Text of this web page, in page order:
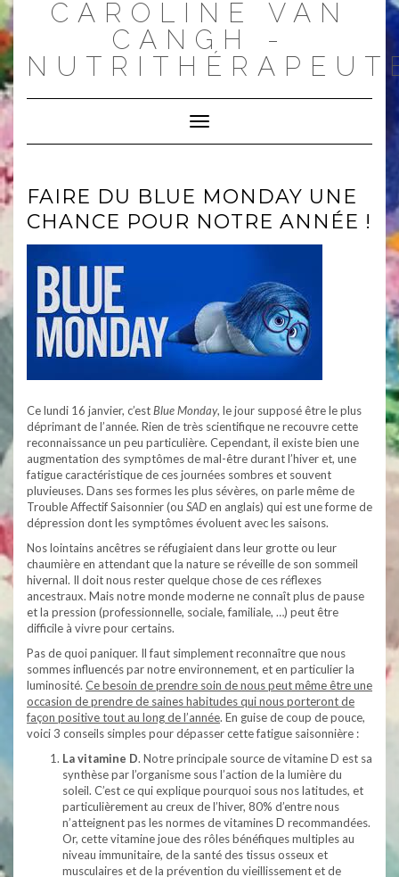
Skip
to
content
CAROLINE VAN
CANGH -
Toggle
Navigation
FAIRE DU BLUE MONDAY UNE
CHANCE POUR NOTRE ANNÉE !
Ce lundi 16 janvier, c’estBlue Monday, le jour supposé être le plus
déprimant de l’année. Rien de très scientifique ne recouvre cette
reconnaissance un peu particulière. Cependant, il existe bien une
augmentation des symptômes de mal-être durant l’hiver et, une
fatigue caractéristique de ces journées sombres et souvent
pluvieuses. Dans ses formes les plus sévères, on parle même de
Trouble Affectif Saisonnier (ou SADen anglais) qui est une forme de
dépression dont les symptômes évoluent avec les saisons.
Nos lointains ancêtres se réfugiaient dans leur grotte ou leur
chaumière en attendant que la nature se réveille de son sommeil
hivernal. Il doit nous rester quelque chose de ces réflexes
ancestraux. Mais notre monde moderne ne connaît plus de pause
et la pression (professionnelle, sociale, familiale, …) peut être
difficile à vivre pour certains.
Pas de quoi paniquer. Il faut simplement reconnaître que nous
sommes influencés par notre environnement, et en particulier la
luminosité. Ce besoin de prendre soin de nous peut même être une
occasion de prendre de saines habitudes qui nous porteront de
façon positive tout au long de l’année. En guise de coup de pouce,
voici 3 conseils simples pour dépasser cette fatigue saisonnière :
La vitamine D. Notre principale source de vitamine D est sa
synthèse par l’organisme sous l’action de la lumière du
soleil. C’est ce qui explique pourquoi sous nos latitudes, et
particulièrement au creux de l’hiver, 80% d’entre nous
n’atteignent pas les normes de vitamines D recommandées.
Or, cette vitamine joue des rôles bénéfiques multiples au
niveau immunitaire, de la santé des tissus osseux et
musculaires et de la prévention du vieillissement et de